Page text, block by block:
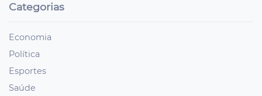
Categorias
Economia
Política
Esportes
Saúde